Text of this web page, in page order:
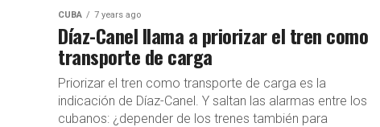
CUBA 7 years ago
Díaz-Canel llama a priorizar el tren como
transporte de carga
Priorizar el tren como transporte de carga es la
indicación de Díaz-Canel. Y saltan las alarmas entre los
cubanos: ¿depender de los trenes también para